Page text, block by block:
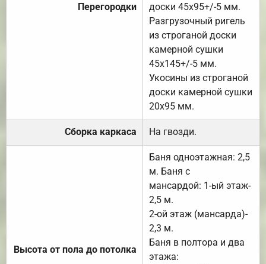
Перегородки
доски 45х95+/-5 мм.
Разгрузочный ригель
из строганой доски
камерной сушки
45х145+/-5 мм.
Укосины из строганой
доски камерной сушки
20х95 мм.
Сборка каркаса На гвозди.
Высота от пола до потолка
Баня одноэтажная: 2,5
м. Баня с
мансардой: 1-ый этаж-
2,5 м.
2-ой этаж (мансарда)-
2,3 м.
Баня в полтора и два
этажа: